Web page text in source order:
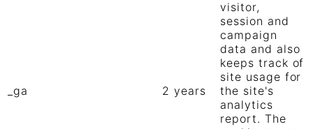
_ga 2 years
visitor,
session and
campaign
data and also
keeps track of
site usage for
the site's
analytics
report. The